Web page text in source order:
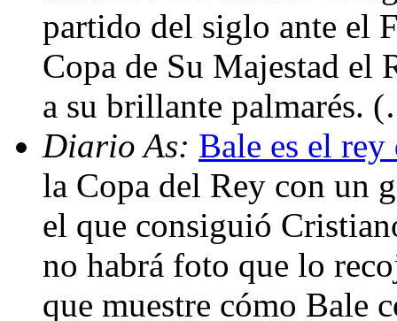
partido del siglo ante el
Copa de Su Majestad el
a su brillante palmarés.
Diario As: Bale es el rey
la Copa del Rey con un
el que consiguió
no habrá foto que lo
que muestre cómo Bale